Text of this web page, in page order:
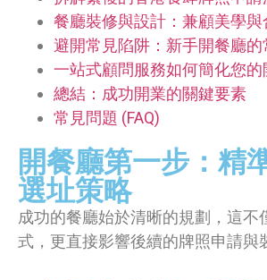
餐廳裝修與設計：兼顧美學與
避開常見陷阱：新手開餐廳的
一站式顧問服務如何簡化您的
總結：成功開業的關鍵要素
常見問題 (FAQ)
開餐廳第一步：精
選址策略
成功的餐廳始於清晰的規劃，這不
式，更直接影響後續的牌照申請與